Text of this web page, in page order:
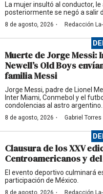
La mujer insultó al conductor,
posteriormente se negó a salir
8 de agosto, 2026 · Redacción
Muerte de Jorge Messi:
Newell’s Old Boys
familia Messi
Jorge Messi, padre de Lionel
Inter Miami, Conmebol y el
condolencias al astro argentino.
8 de agosto, 2026 · Gabriel Torres
Clausura de los XXV
Centroamericanos y del
El evento deportivo culminará
participación de México.